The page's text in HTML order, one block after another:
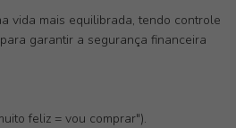
vida mais equilibrada, tendo controle
garantir a segurança financeira
feliz = vou comprar").